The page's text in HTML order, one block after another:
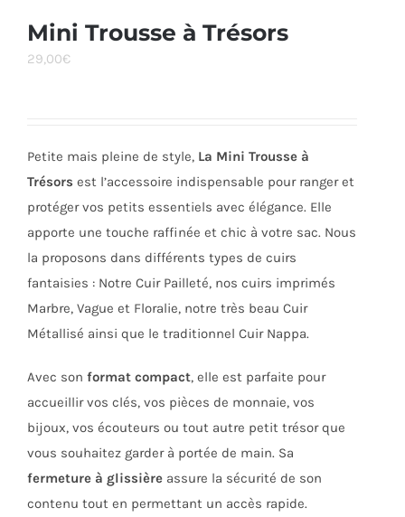
variations.
Les
choisies
sur
page
du
produit
Mini Trousse à Trésors
29,00€
Petite mais pleine de style, La Mini Trousse à
Trésors est l’accessoire indispensable pour ranger et
protéger vos petits essentiels avec élégance. Elle
apporte une touche raffinée et chic à votre sac. Nous
la proposons dans différents types de cuirs
fantaisies : Notre Cuir Pailleté, nos cuirs imprimés
Marbre, Vague et Floralie, notre très beau Cuir
Métallisé ainsi que le traditionnel Cuir Nappa.
Avec son format compact, elle est parfaite pour
accueillir vos clés, vos pièces de monnaie, vos
bijoux, vos écouteurs ou tout autre petit trésor que
vous souhaitez garder à portée de main. Sa
fermeture à glissière assure la sécurité de son
contenu tout en permettant un accès rapide.